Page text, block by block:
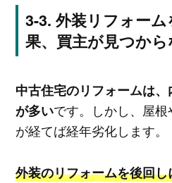
外装リフォー
果、買主が見つか
中古住宅のリフォームは
が多いです。しかし、屋
が経てば経年劣化します。
外装のリフォームを後回